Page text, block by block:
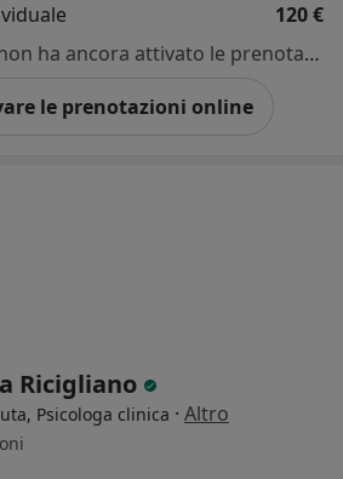
120 €
Questo dottore non ha ancora attivato le prenotazioni online presso questo indirizzo.
le prenotazioni online
Ricigliano
Psicologa clinica · Altro